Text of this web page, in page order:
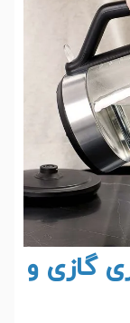
گازی و